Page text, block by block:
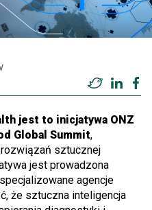
Twitter
jest to inicjatywa ONZ
Global Summit,
rozwiązań sztucznej
jest prowadzona
agencje
że sztuczna inteligencja